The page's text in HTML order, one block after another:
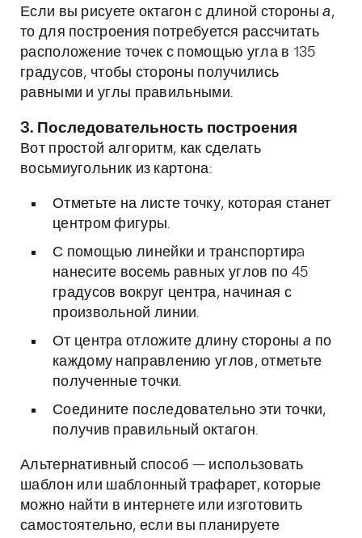
Если вы рисуете октагон с длиной стороныа,
то для построения потребуется рассчитать
расположение точек с помощью угла в 135
градусов, чтобы стороны получились
равными и углы правильными.
3. Последовательность построения
Вот простой алгоритм, как сделать
восьмиугольник из картона:
Отметьте на листе точку, которая станет
центром фигуры.
С помощью линейки и транспортирa
нанесите восемь равных углов по 45
градусов вокруг центра, начиная с
произвольной линии.
От центра отложите длину стороны а по
каждому направлению углов, отметьте
полученные точки.
Соедините последовательно эти точки,
получив правильный октагон.
Альтернативный способ — использовать
шаблон или шаблонный трафарет, которые
можно найти в интернете или изготовить
самостоятельно, если вы планируете